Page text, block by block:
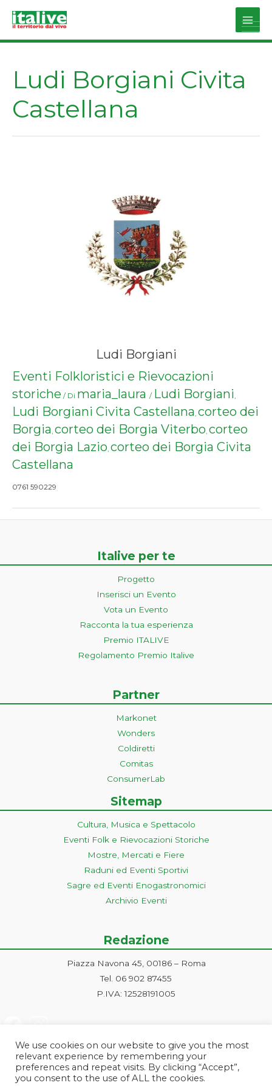
Main
Ludi Borgiani Civita
Castellana
Ludi Borgiani
Eventi Folkloristici e Rievocazioni
storiche / Di maria_laura / Ludi Borgiani,
Ludi Borgiani Civita Castellana, corteo dei
Borgia, corteo dei Borgia Viterbo, corteo
dei Borgia Lazio, corteo dei Borgia Civita
Castellana
0761 590229
Italive per te
Progetto
Inserisci un Evento
Vota un Evento
Racconta la tua esperienza
Premio ITALIVE
Regolamento Premio Italive
Partner
Markonet
Wonders
Coldiretti
Comitas
ConsumerLab
Sitemap
Cultura, Musica e Spettacolo
Eventi Folk e Rievocazioni Storiche
Mostre, Mercati e Fiere
Raduni ed Eventi Sportivi
Sagre ed Eventi Enogastronomici
Archivio Eventi
Redazione
Piazza Navona 45, 00186 – Roma
Tel. 06 902 87455
P.IVA: 12528191005
We use cookies on our website to give you the most
relevant experience by remembering your
preferences and repeat visits. By clicking “Accept”,
you consent to the use of ALL the cookies.